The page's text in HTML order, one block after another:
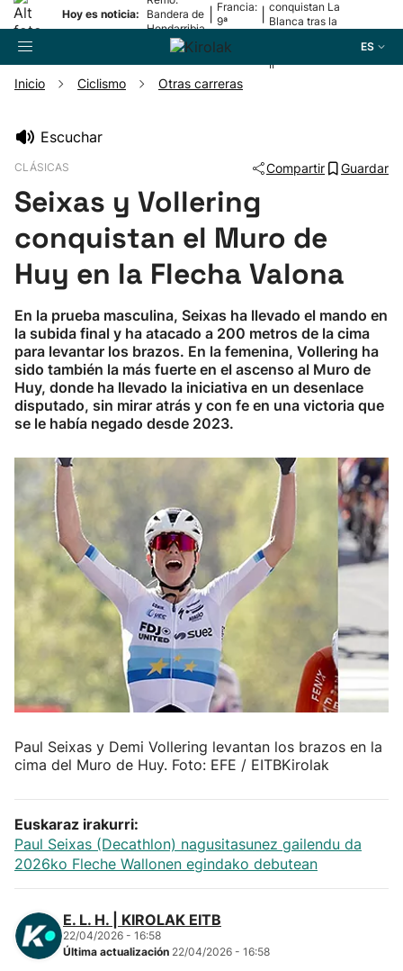
Hoy es noticia:
Bandera de
Hondarribia
Francia:
9ª
conquistan La
Blanca tras la
II
ES
Pelota
Remo
Baloncesto
Ciclismo
Herri-kirolak
Balonmano
Kirolak 360
Atletismo
Carreras de montaña
Más deportes
Inicio Ciclismo Otras carreras
Escuchar
CLÁSICAS Compartir Guardar
Seixas y Vollering
conquistan el Muro de
Huy en la Flecha Valona
En la prueba masculina, Seixas ha llevado el mando en
la subida final y ha atacado a 200 metros de la cima
para levantar los brazos. En la femenina, Vollering ha
sido también la más fuerte en el ascenso al Muro de
Huy, donde ha llevado la iniciativa en un desenlace
disputado, sin mirar atrás y con fe en una victoria que
se le había negado desde 2023.
Paul Seixas y Demi Vollering levantan los brazos en la
cima del Muro de Huy. Foto: EFE / EITBKirolak
Euskaraz irakurri:
Paul Seixas (Decathlon) nagusitasunez gailendu da
2026ko Fleche Wallonen egindako debutean
E. L. H. | KIROLAK EITB
22/04/2026 - 16:58
Última actualización 22/04/2026 - 16:58